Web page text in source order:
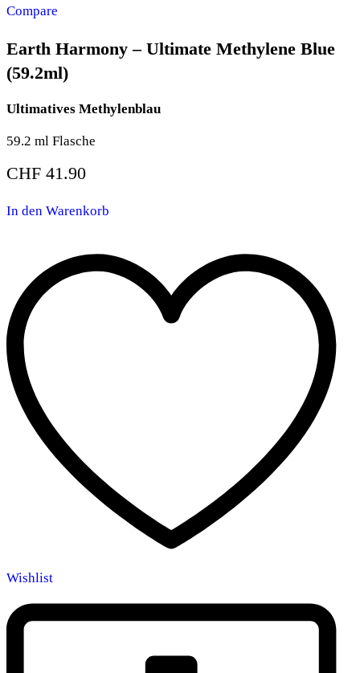
Compare
Earth Harmony – Ultimate Methylene Blue
(59.2ml)
Ultimatives Methylenblau
59.2 ml Flasche
CHF 41.90
In den Warenkorb
Wishlist